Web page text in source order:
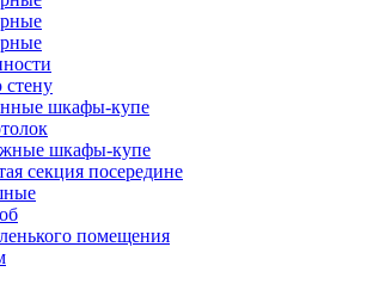
шкафы-купе
шкафы-купе
секция посередине
помещения